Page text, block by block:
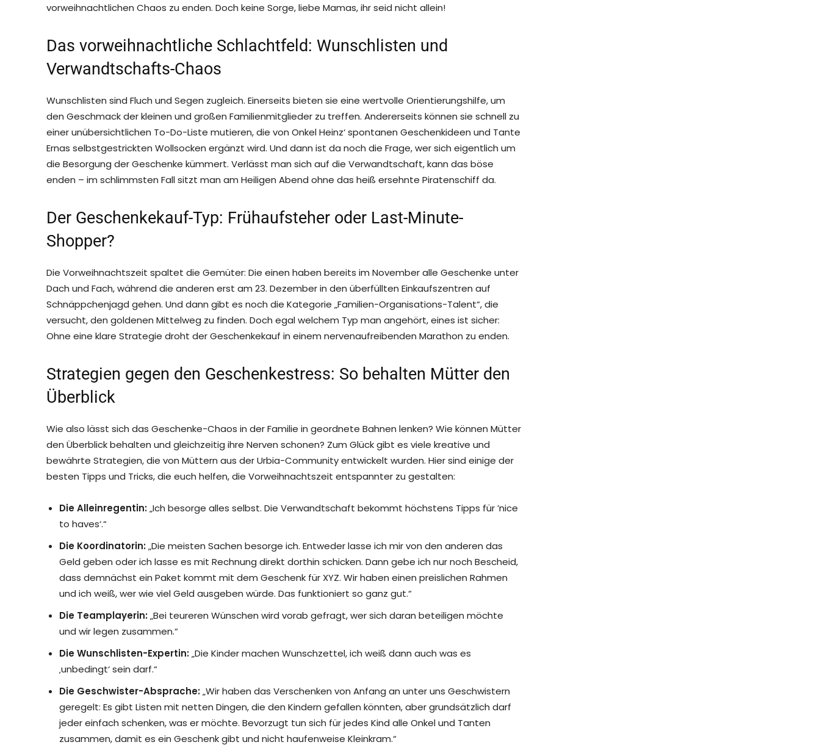
vorweihnachtlichen Chaos zu enden. Doch keine Sorge, liebe Mamas, ihr seid nicht allein!
Das vorweihnachtliche Schlachtfeld: Wunschlisten und
Verwandtschafts-Chaos
Wunschlisten sind Fluch und Segen zugleich. Einerseits bieten sie eine wertvolle Orientierungshilfe, um
den Geschmack der kleinen und großen Familienmitglieder zu treffen. Andererseits können sie schnell zu
einer unübersichtlichen To-Do-Liste mutieren, die von Onkel Heinz‘ spontanen Geschenkideen und Tante
Ernas selbstgestrickten Wollsocken ergänzt wird. Und dann ist da noch die Frage, wer sich eigentlich um
die Besorgung der Geschenke kümmert. Verlässt man sich auf die Verwandtschaft, kann das böse
enden – im schlimmsten Fall sitzt man am Heiligen Abend ohne das heiß ersehnte Piratenschiff da.
Der Geschenkekauf-Typ: Frühaufsteher oder Last-Minute-
Shopper?
Die Vorweihnachtszeit spaltet die Gemüter: Die einen haben bereits im November alle Geschenke unter
Dach und Fach, während die anderen erst am 23. Dezember in den überfüllten Einkaufszentren auf
Schnäppchenjagd gehen. Und dann gibt es noch die Kategorie „Familien-Organisations-Talent“, die
versucht, den goldenen Mittelweg zu finden. Doch egal welchem Typ man angehört, eines ist sicher:
Ohne eine klare Strategie droht der Geschenkekauf in einem nervenaufreibenden Marathon zu enden.
Strategien gegen den Geschenkestress: So behalten Mütter den
Überblick
Wie also lässt sich das Geschenke-Chaos in der Familie in geordnete Bahnen lenken? Wie können Mütter
den Überblick behalten und gleichzeitig ihre Nerven schonen? Zum Glück gibt es viele kreative und
bewährte Strategien, die von Müttern aus der Urbia-Community entwickelt wurden. Hier sind einige der
besten Tipps und Tricks, die euch helfen, die Vorweihnachtszeit entspannter zu gestalten:
Die Alleinregentin:„Ich besorge alles selbst. Die Verwandtschaft bekommt höchstens Tipps für ’nice
to haves‘.“
Die Koordinatorin:„Die meisten Sachen besorge ich. Entweder lasse ich mir von den anderen das
Geld geben oder ich lasse es mit Rechnung direkt dorthin schicken. Dann gebe ich nur noch Bescheid,
dass demnächst ein Paket kommt mit dem Geschenk für XYZ. Wir haben einen preislichen Rahmen
und ich weiß, wer wie viel Geld ausgeben würde. Das funktioniert so ganz gut.“
Die Teamplayerin:„Bei teureren Wünschen wird vorab gefragt, wer sich daran beteiligen möchte
und wir legen zusammen.“
Die Wunschlisten-Expertin:„Die Kinder machen Wunschzettel, ich weiß dann auch was es
‚unbedingt‘ sein darf.“
Die Geschwister-Absprache:„Wir haben das Verschenken von Anfang an unter uns Geschwistern
geregelt: Es gibt Listen mit netten Dingen, die den Kindern gefallen könnten, aber grundsätzlich darf
jeder einfach schenken, was er möchte. Bevorzugt tun sich für jedes Kind alle Onkel und Tanten
zusammen, damit es ein Geschenk gibt und nicht haufenweise Kleinkram.“